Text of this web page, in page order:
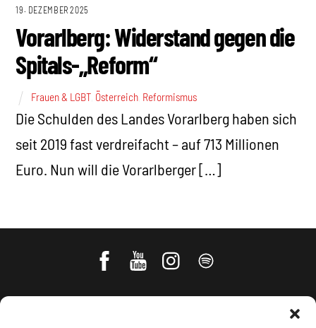
19. DEZEMBER 2025
Vorarlberg: Widerstand gegen die
Spitals-„Reform“
Frauen & LGBT Österreich Reformismus
Die Schulden des Landes Vorarlberg haben sich
seit 2019 fast verdreifacht – auf 713 Millionen
Euro. Nun will die Vorarlberger […]